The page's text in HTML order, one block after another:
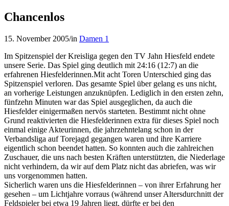
Chancenlos
15. November 2005/in Damen 1
Im Spitzenspiel der Kreisliga gegen den TV Jahn Hiesfeld endete
unsere Serie. Das Spiel ging deutlich mit 24:16 (12:7) an die
erfahrenen Hiesfelderinnen.Mit acht Toren Unterschied ging das
Spitzenspiel verloren. Das gesamte Spiel über gelang es uns nicht,
an vorherige Leistungen anzuknüpfen. Lediglich in den ersten zehn,
fünfzehn Minuten war das Spiel ausgeglichen, da auch die
Hiesfelder einigermaßen nervös starteten. Bestimmt nicht ohne
Grund reaktivierten die Hiesfelderinnen extra für dieses Spiel noch
einmal einige Akteurinnen, die jahrzehntelang schon in der
Verbandsliga auf Torejagd gegangen waren und ihre Karriere
eigentlich schon beendet hatten. So konnten auch die zahlreichen
Zuschauer, die uns nach besten Kräften unterstützten, die Niederlage
nicht verhindern, da wir auf dem Platz nicht das abriefen, was wir
uns vorgenommen hatten.
Sicherlich waren uns die Hiesfelderinnen – von ihrer Erfahrung her
gesehen – um Lichtjahre vorraus (während unser Altersdurchnitt der
Feldspieler bei etwa 19 Jahren liegt, dürfte er bei den